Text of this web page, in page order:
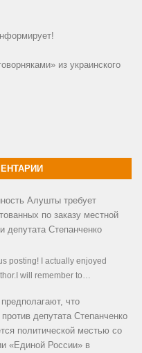
из украинского
Алушты требует
по заказу местной
депутата Степанченко
posting! I actually enjoyed
will remember to…
что
депутата Степанченко
политической местью со
«Единой России» в